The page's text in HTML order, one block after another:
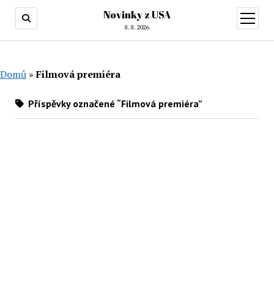
Novinky z USA
8. 8. 2026
otevřít
menu
Domů »Filmová premiéra
Příspěvky označené “Filmová premiéra”